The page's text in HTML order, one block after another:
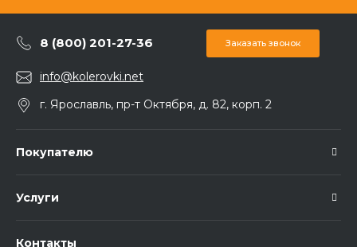
8 (800) 201-27-36 Заказать звонок
info@kolerovki.net
г. Ярославль, пр-т Октября, д. 82, корп. 2
Покупателю
Услуги
Контакты